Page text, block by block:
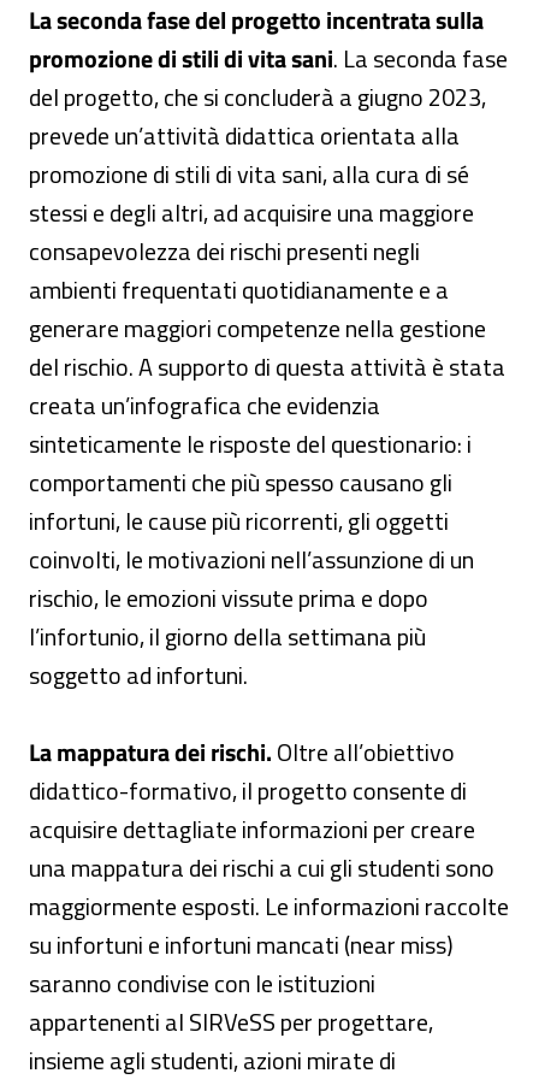
La seconda fase del progetto incentrata sulla
promozione di stili di vita sani. La seconda fase
del progetto, che si concluderà a giugno 2023,
prevede un’attività didattica orientata alla
promozione di stili di vita sani, alla cura di sé
stessi e degli altri, ad acquisire una maggiore
consapevolezza dei rischi presenti negli
ambienti frequentati quotidianamente e a
generare maggiori competenze nella gestione
del rischio. A supporto di questa attività è stata
creata un’infografica che evidenzia
sinteticamente le risposte del questionario: i
comportamenti che più spesso causano gli
infortuni, le cause più ricorrenti, gli oggetti
coinvolti, le motivazioni nell’assunzione di un
rischio, le emozioni vissute prima e dopo
l’infortunio, il giorno della settimana più
soggetto ad infortuni.
La mappatura dei rischi.Oltre all’obiettivo
didattico-formativo, il progetto consente di
acquisire dettagliate informazioni per creare
una mappatura dei rischi a cui gli studenti sono
maggiormente esposti. Le informazioni raccolte
su infortuni e infortuni mancati (near miss)
saranno condivise con le istituzioni
appartenenti al SIRVeSS per progettare,
insieme agli studenti, azioni mirate di